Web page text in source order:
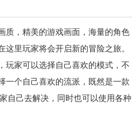
质，精美的游戏画面，海量的角色
里玩家将会开启新的冒险之旅。
玩家可以选择自己喜欢的模式，不
一个自己喜欢的流派，既然是一款
自己去解决，同时也可以使用各种